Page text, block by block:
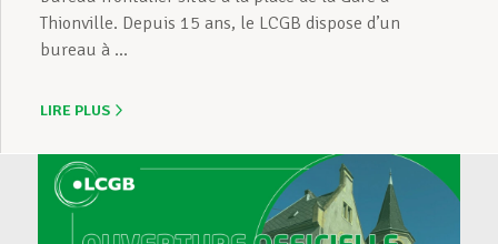
Thionville. Depuis 15 ans, le LCGB dispose d’un
bureau à ...
LIRE PLUS